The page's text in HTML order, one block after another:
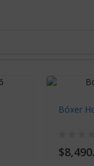
Bóxer